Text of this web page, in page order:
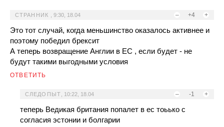
– +4 +
СТРАННИК 9:30, 18.04
Это тот случай, когда меньшинство оказалось активнее и
поэтому победил брексит
А теперь возвращение Англии в ЕС , если будет - не
будут такими выгодными условия
ОТВЕТИТЬ
– -1 +
СЛЕДОПЫТ 10:22, 18.04
теперь Ведикая британия попалет в ес тоьько с
согласия эстонии и болгарии